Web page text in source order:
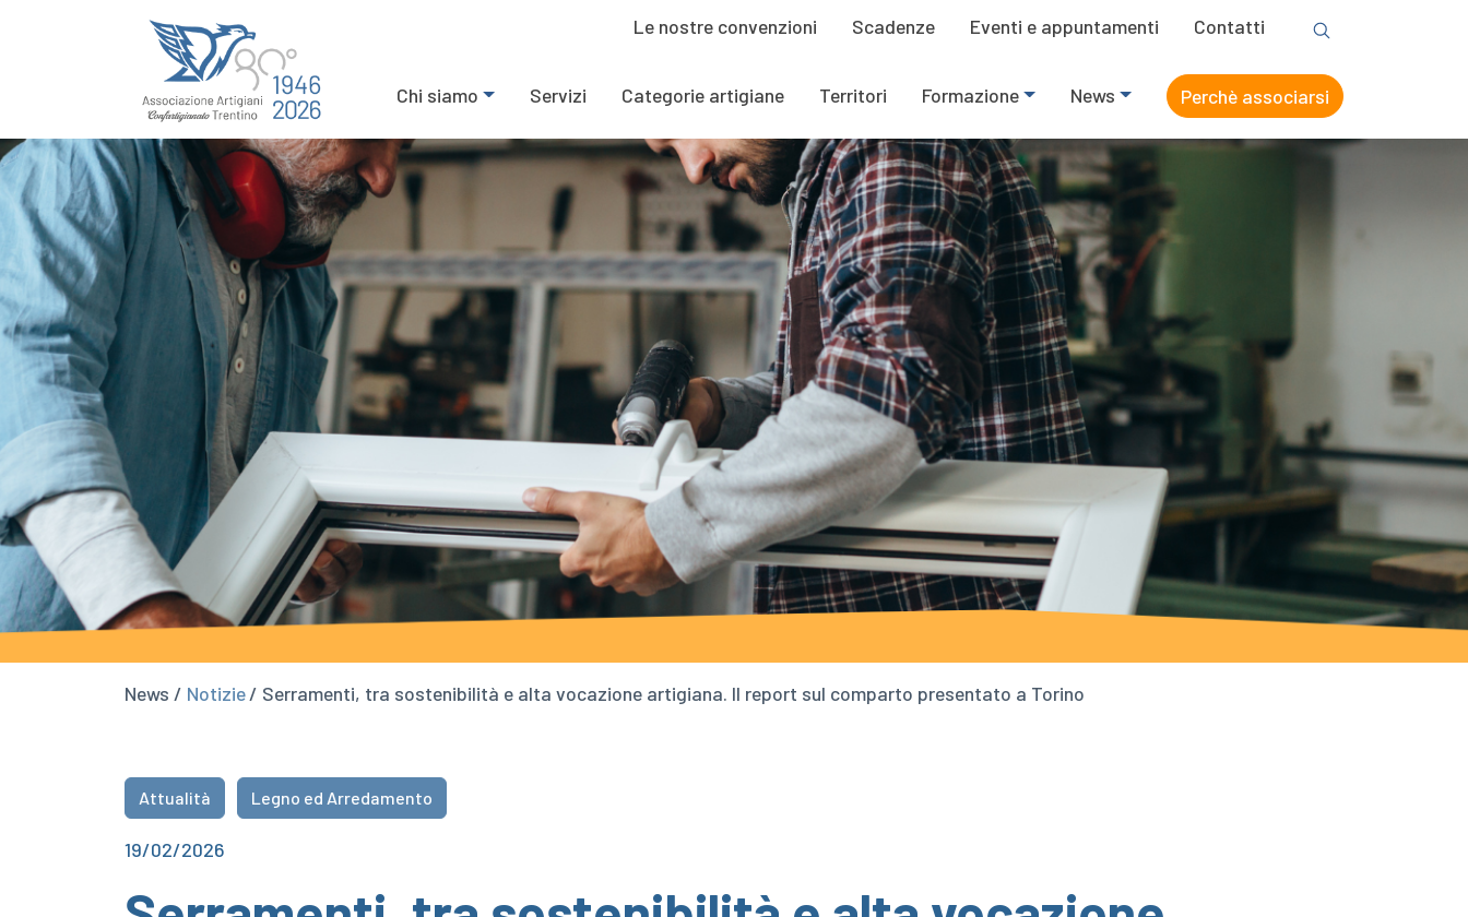
Le nostre convenzioni Scadenze Eventi e appuntamenti Contatti
Chi siamo Servizi Categorie artigiane Territori Formazione News Perchè associarsi
News / Notizie/ Serramenti, tra sostenibilità e alta vocazione artigiana. Il report sul comparto presentato a Torino
Attualità Legno ed Arredamento
19/02/2026